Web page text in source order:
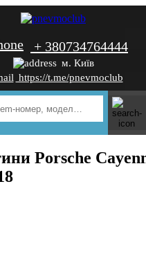
+ 380734764444
м. Київ
https://t.me/pnevmoclub
Porsche